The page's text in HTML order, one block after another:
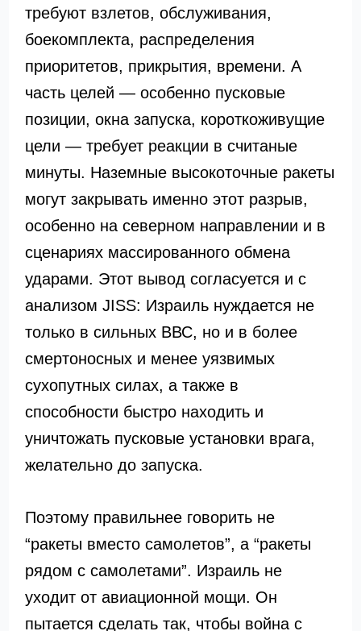
требуют взлетов, обслуживания,
боекомплекта, распределения
приоритетов, прикрытия, времени. А
часть целей — особенно пусковые
позиции, окна запуска, короткоживущие
цели — требует реакции в считаные
минуты. Наземные высокоточные ракеты
могут закрывать именно этот разрыв,
особенно на северном направлении и в
сценариях массированного обмена
ударами. Этот вывод согласуется и с
анализом JISS: Израиль нуждается не
только в сильных ВВС, но и в более
смертоносных и менее уязвимых
сухопутных силах, а также в
способности быстро находить и
уничтожать пусковые установки врага,
желательно до запуска.
Поэтому правильнее говорить не
“ракеты вместо самолетов”, а “ракеты
рядом с самолетами”. Израиль не
уходит от авиационной мощи. Он
пытается сделать так, чтобы война с